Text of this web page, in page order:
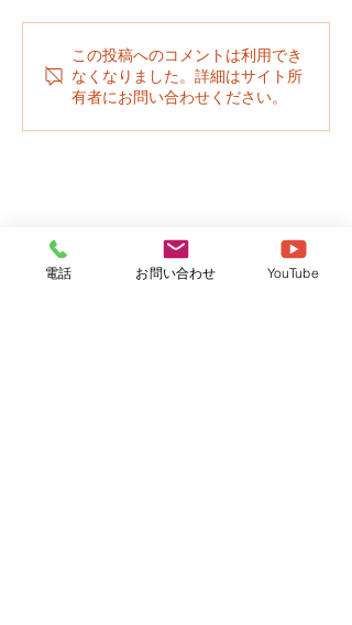
この投稿へのコメントは利用でき
なくなりました。詳細はサイト所
有者にお問い合わせください。
電話 お問い合わせ YouTube